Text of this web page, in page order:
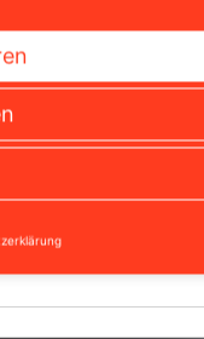
erhebliche
Grenzen.
Haftung des